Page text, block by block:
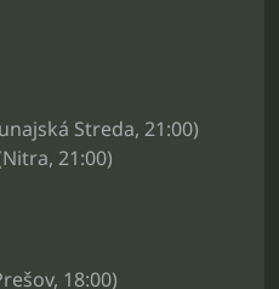
Streda, 21:00)
21:00)
18:00)